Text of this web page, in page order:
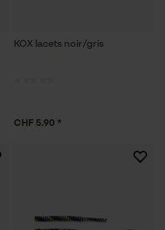
KOX lacets noir/gris
CHF 5.90 *